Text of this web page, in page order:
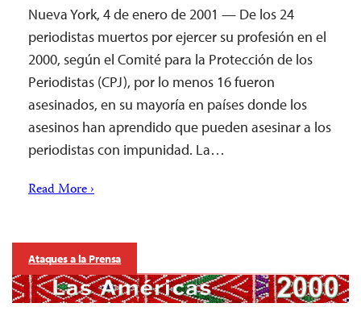
Nueva York, 4 de enero de 2001 — De los 24
periodistas muertos por ejercer su profesión en el
2000, según el Comité para la Protección de los
Periodistas (CPJ), por lo menos 16 fueron
asesinados, en su mayoría en países donde los
asesinos han aprendido que pueden asesinar a los
periodistas con impunidad. La…
Read More ›
Ataques a la Prensa